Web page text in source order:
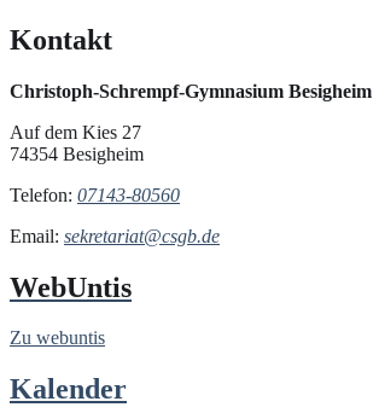
Kontakt
Christoph-Schrempf-Gymnasium Besigheim
Auf dem Kies 27
74354 Besigheim
Telefon: 07143-80560
Email: sekretariat@csgb.de
WebUntis
Zu webuntis
Kalender